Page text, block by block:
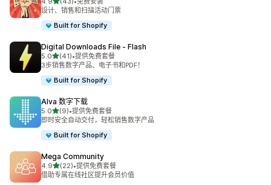
总共 43 条评论
设计、销售和扫描活动门票
Built for Shopify
Digital Downloads File ‑ Flash
5.0星（满分 5 星）
(41)
总共 41 条评论
•提供免费套餐
3步销售数字产品、电子书和PDF！
Built for Shopify
Alva 数字下载
5.0星（满分 5 星）
(9)
总共 9 条评论
•提供免费套餐
即时安全自动交付，轻松销售数字产品
Built for Shopify
Mega Community
4.9星（满分 5 星）
(22)
总共 22 条评论
•提供免费套餐
借助专属在线社区提升会员价值